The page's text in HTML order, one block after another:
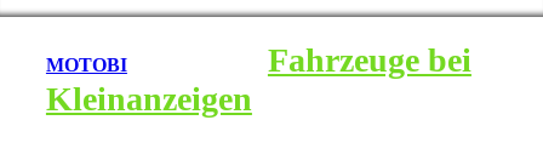
MOTOBI
Fahrzeuge bei
Kleinanzeigen